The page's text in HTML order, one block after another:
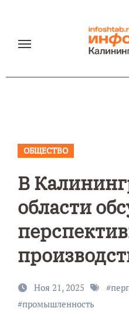
содержанию
ОБЩЕСТВО
В
области
Ноя 21, 2025 #
#промышленность